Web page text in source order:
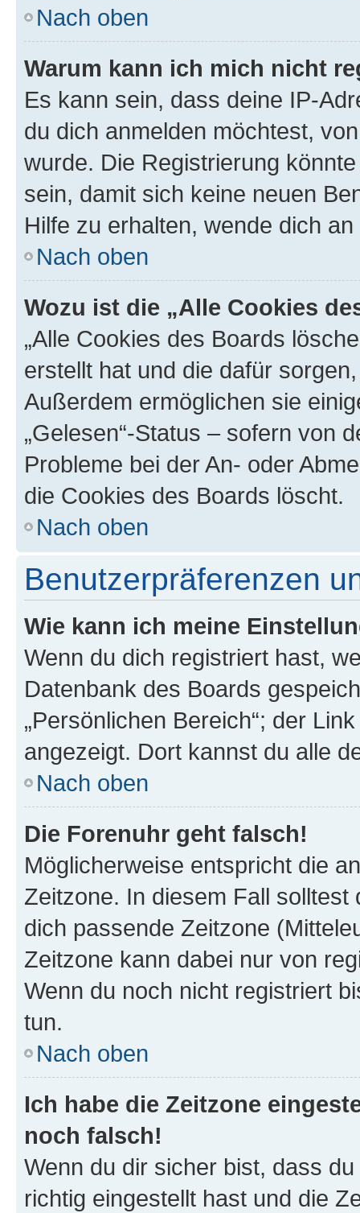
Nach oben
Warum kann ich mich nicht
Es kann sein, dass deine IP-
du dich anmelden möchtest,
wurde. Die Registrierung
sein, damit sich keine neuen
Hilfe zu erhalten, wende dich
Nach oben
Wozu ist die „Alle Cookies
„Alle Cookies des Boards
erstellt hat und die dafür
Außerdem ermöglichen sie
„Gelesen“-Status – sofern von
Probleme bei der An- oder
die Cookies des Boards löscht.
Nach oben
Benutzerpräferenzen
Wie kann ich meine
Wenn du dich registriert hast,
Datenbank des Boards
„Persönlichen Bereich“; der
angezeigt. Dort kannst du alle
Nach oben
Die Forenuhr geht falsch!
Möglicherweise entspricht die
Zeitzone. In diesem Fall solltest
dich passende Zeitzone
Zeitzone kann dabei nur von
Wenn du noch nicht registriert
tun.
Nach oben
Ich habe die Zeitzone
noch falsch!
Wenn du dir sicher bist, dass
richtig eingestellt hast und die